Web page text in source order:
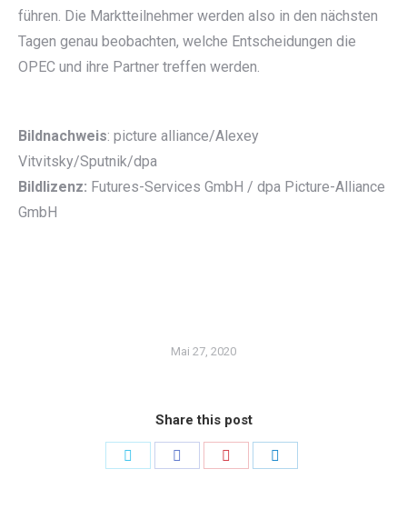
führen. Die Marktteilnehmer werden also in den nächsten
Tagen genau beobachten, welche Entscheidungen die
OPEC und ihre Partner treffen werden.
Bildnachweis: picture alliance/Alexey
Vitvitsky/Sputnik/dpa
Bildlizenz: Futures-Services GmbH / dpa Picture-Alliance
GmbH
Mai 27, 2020
Share this post